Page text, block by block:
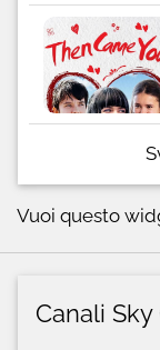
Vuoi questo
Canali